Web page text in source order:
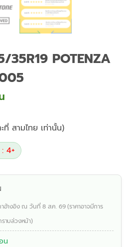
35R19 POTENZA
ที่ สามไทย เท่านั้น)
4+
าอ้างอิง ณ วันที่ 8 ส.ค. 69 (ราคาอาจมีการ
าบล่วงหน้า)
น